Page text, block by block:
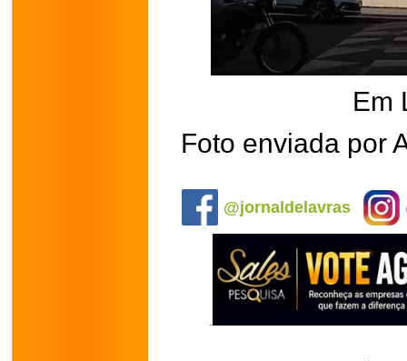
Em
Foto enviada por
@jornaldelavras